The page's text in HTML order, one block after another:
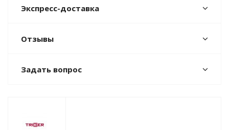
Экспресс-доставка
Отзывы
Задать вопрос